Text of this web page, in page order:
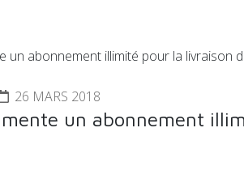
26 MARS 2018
un abonnement